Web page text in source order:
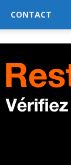
CONTACT